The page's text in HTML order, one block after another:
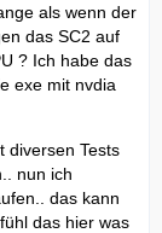
als wenn der
das SC2 auf
? Ich habe das
exe mit nvdia
diversen Tests
nun ich
das kann
das hier was